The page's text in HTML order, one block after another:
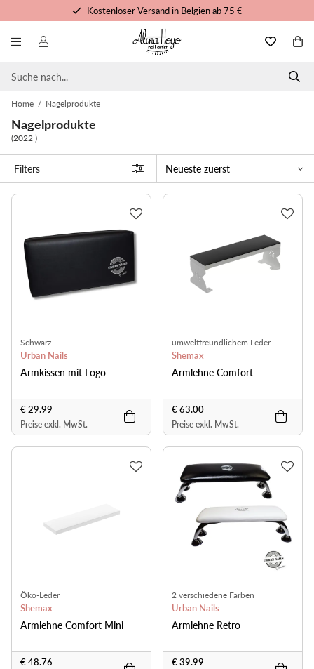
Kostenloser Versand in Belgien ab 75 €
Kostenlose Schulungen und Tutorials
Vor 15 Uhr bestellt, noch heute versandt
Home / Nagelprodukte
Nagelprodukte
(2022 )
Filters
Schwarz
Urban Nails
Armkissen mit Logo
€ 29.99
Preise exkl. MwSt.
umweltfreundlichem Leder
Shemax
Armlehne Comfort
€ 63.00
Preise exkl. MwSt.
Öko-Leder
Shemax
Armlehne Comfort Mini
€ 48.76
2 verschiedene Farben
Urban Nails
Armlehne Retro
€ 39.99